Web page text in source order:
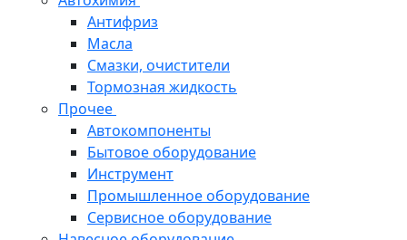
Антифриз
Масла
Смазки, очистители
Тормозная жидкость
Прочее
Автокомпоненты
Бытовое оборудование
Инструмент
Промышленное оборудование
Сервисное оборудование